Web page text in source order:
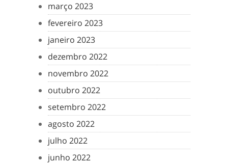
março 2023
fevereiro 2023
janeiro 2023
dezembro 2022
novembro 2022
outubro 2022
setembro 2022
agosto 2022
julho 2022
junho 2022